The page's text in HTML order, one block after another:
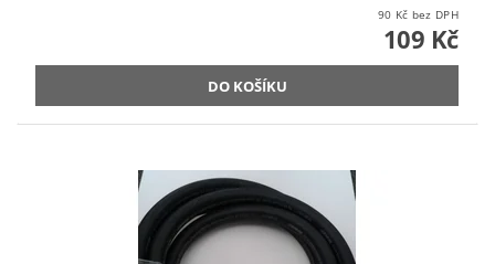
90 Kč bez DPH
109 Kč